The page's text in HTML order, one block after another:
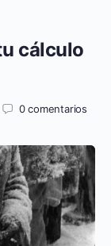
cálculo
0comentarios